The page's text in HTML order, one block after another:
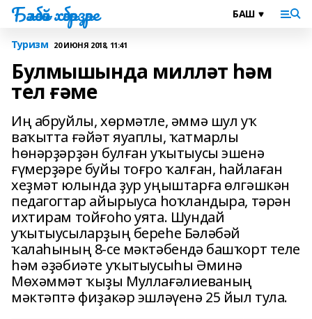
Бәләбәй хәбәрҙәре
Туризм 20 ИЮНЯ 2018, 11:41
Булмышында милләт һәм
тел ғәме
Иң абруйлы, хөрмәтле, әммә шул уҡ
ваҡытта ғәйәт яуаплы, ҡатмарлы
һөнәрҙәрҙән булған уҡытыусы эшенә
ғүмерҙәре буйы тоғро ҡалған, һайлаған
хеҙмәт юлында ҙур уңыштарға өлгәшкән
педагогтар айырыуса һоҡландыра, тәрән
ихтирам тойғоһо уята. Шундай
уҡытыусыларҙың береһе Бәләбәй
ҡалаһының 8-се мәктәбендә башҡорт теле
һәм әҙәбиәте уҡытыусыһы Әминә
Мөхәммәт ҡыҙы Муллағәлиеваның
мәктәптә фиҙакәр эшләүенә 25 йыл тула.